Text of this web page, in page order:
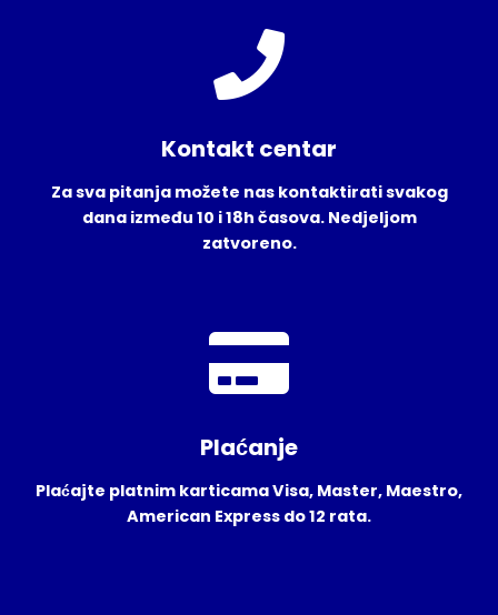
Kontakt centar
Za sva pitanja možete nas kontaktirati svakog
dana između 10 i 18h časova. Nedjeljom
zatvoreno.
Plaćanje
Plaćajte platnim karticama Visa, Master, Maestro,
American Express do 12 rata.